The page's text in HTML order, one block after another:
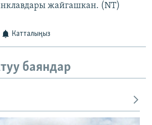
жайгашкан. (NT)
Катталыңыз
баяндар